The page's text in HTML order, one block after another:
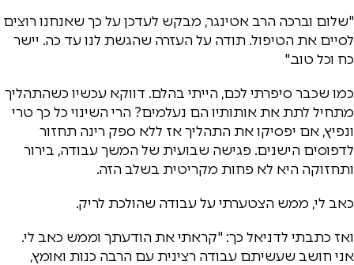
"שלום וברכה הרב אטינגר, מבקש לעדכן על כך שאנחנו רוצים
לסיים את הטיפול. תודה על העזרה שהגשת לנו עד כה. יישר
כח וכל טוב."
כמו שכבר סיפרתי לכם, הייתי בהלם. דווקא עכשיו כשהתהליך
מתחיל לתת את אותותיו הם נעלמים? הרי השינוי כל כך טרי
ונפיץ, אם יפסיקו את התהליך אז ללא ספק רינה תחזור
לדפוסים הישנים. פגישה שבועית של המשך עבודה, בירור
ותחזוקה היא לא פחות מקריטית בשלב הזה.
כאב לי, ממש הצטערתי על עבודה שהולכת לריק.
ואז כתבתי לדניאל כך: "קראתי את הודעתך וממש כאב לי.
אני חושב שעשיתם עבודה רצינית עם הרבה כנות ואומץ,